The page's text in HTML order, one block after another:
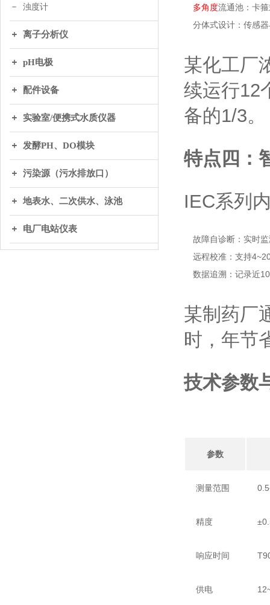
浊度计
离子分析仪
pH电极
配件设备
实验室/便携式水质仪器
发酵PH、DO模块
污染源（污水排放口）
地表水、二次供水、泳池
电厂电站仪表
多角度流通池：卡
分体式设计：传感
某化工厂
续运行12
备的1/3。
特点四：
IEC系列
故障自诊断：实时
远程校准：支持
数据追溯：记录近
某制药厂
时，年节
技术参数
参数
测量范围
精度
响应时间
供电